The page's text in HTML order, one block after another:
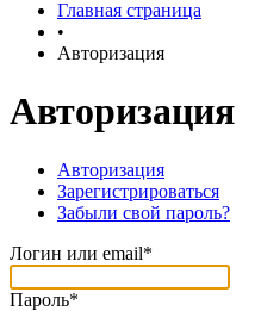
Главная страница
•
Авторизация
Авторизация
Авторизация
Зарегистрироваться
Забыли свой пароль?
Логин или email*
Пароль*